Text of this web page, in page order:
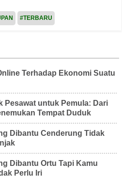
#TERBARU
Terhadap Ekonomi Suatu
Pesawat untuk Pemula: Dari
Tempat Duduk
Dibantu Cenderung Tidak
Dibantu Ortu Tapi Kamu
Perlu Iri